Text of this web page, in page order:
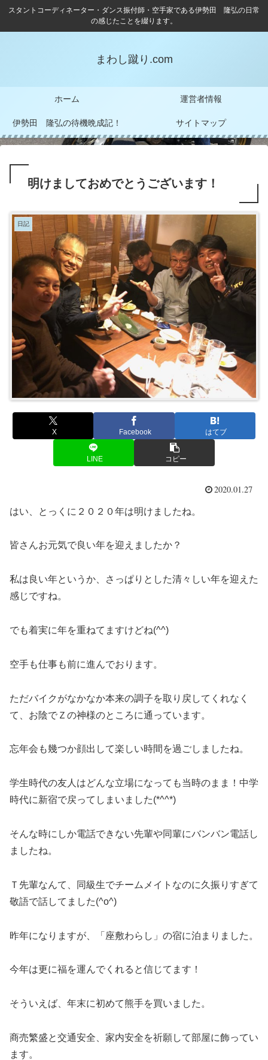
スタントコーディネーター・ダンス振付師・空手家である伊勢田 隆弘の日常
の感じたことを綴ります。
まわし蹴り.com
ホーム 運営者情報
伊勢田 隆弘の待機晩成記！ サイトマップ
明けましておめでとうございます！
日記
X Facebook はてブ
LINE コピー
2020.01.27
はい、とっくに２０２０年は明けましたね。
皆さんお元気で良い年を迎えましたか？
私は良い年というか、さっぱりとした清々しい年を迎えた
感じですね。
でも着実に年を重ねてますけどね(^^)
空手も仕事も前に進んでおります。
ただバイクがなかなか本来の調子を取り戻してくれなく
て、お陰でＺの神様のところに通っています。
忘年会も幾つか顔出して楽しい時間を過ごしましたね。
学生時代の友人はどんな立場になっても当時のまま！中学
時代に新宿で戻ってしまいました(*^^*)
そんな時にしか電話できない先輩や同輩にバンバン電話し
ましたね。
Ｔ先輩なんて、同級生でチームメイトなのに久振りすぎて
敬語で話してました(^o^)
昨年になりますが、「座敷わらし」の宿に泊まりました。
今年は更に福を運んでくれると信じてます！
そういえば、年末に初めて熊手を買いました。
商売繁盛と交通安全、家内安全を祈願して部屋に飾ってい
ます。